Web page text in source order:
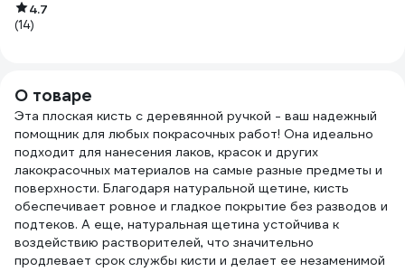
4.7
(14)
О товаре
Эта плоская кисть с деревянной ручкой - ваш надежный
помощник для любых покрасочных работ! Она идеально
подходит для нанесения лаков, красок и других
лакокрасочных материалов на самые разные предметы и
поверхности. Благодаря натуральной щетине, кисть
обеспечивает ровное и гладкое покрытие без разводов и
подтеков. А еще, натуральная щетина устойчива к
воздействию растворителей, что значительно
продлевает срок службы кисти и делает ее незаменимой